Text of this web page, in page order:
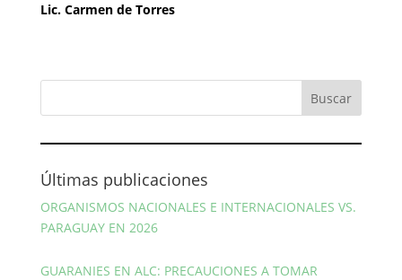
Lic. Carmen de Torres
Últimas publicaciones
ORGANISMOS NACIONALES E INTERNACIONALES VS.
PARAGUAY EN 2026
GUARANIES EN ALC: PRECAUCIONES A TOMAR